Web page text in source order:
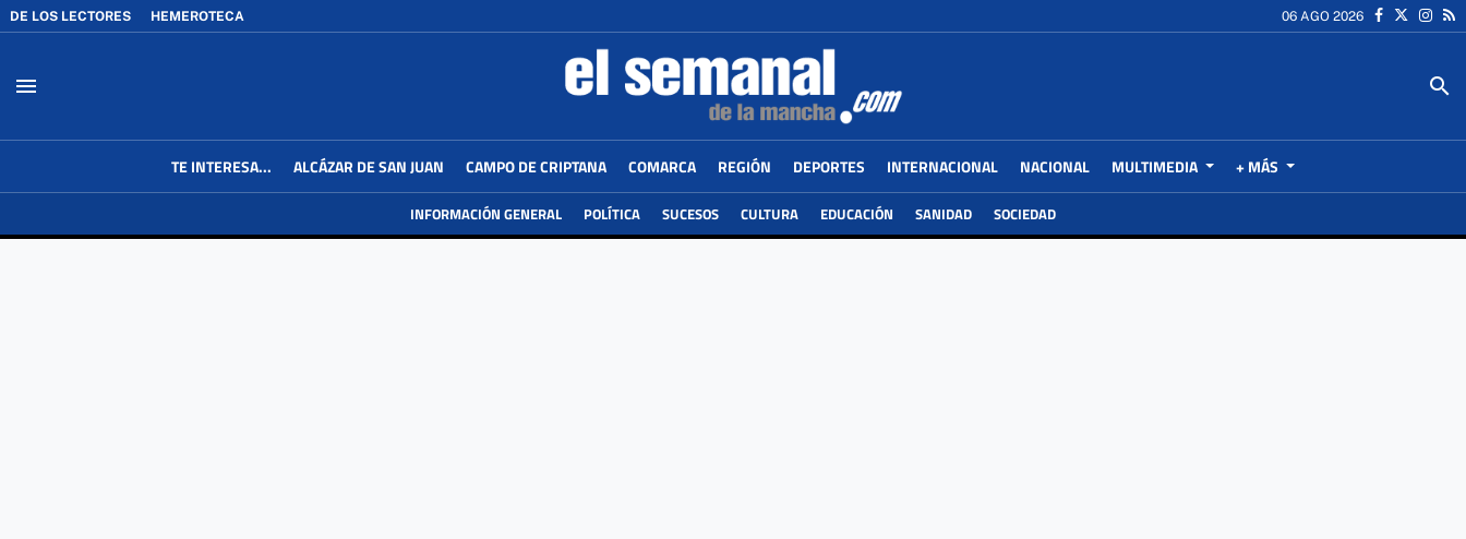
DE LOS LECTORES HEMEROTECA 06 AGO 2026
menu search
TE INTERESA... ALCÁZAR DE SAN JUAN CAMPO DE CRIPTANA COMARCA REGIÓN DEPORTES INTERNACIONAL NACIONAL MULTIMEDIA + MÁS
INFORMACIÓN GENERAL POLÍTICA SUCESOS CULTURA EDUCACIÓN SANIDAD SOCIEDAD